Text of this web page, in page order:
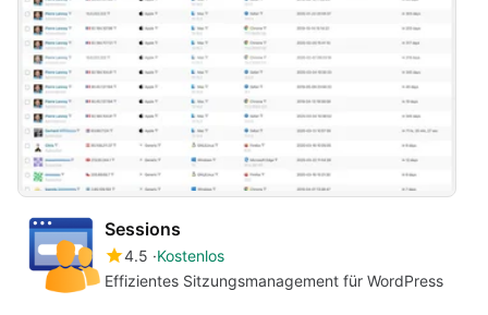
Sessions
4.5 Kostenlos
Effizientes Sitzungsmanagement für WordPress